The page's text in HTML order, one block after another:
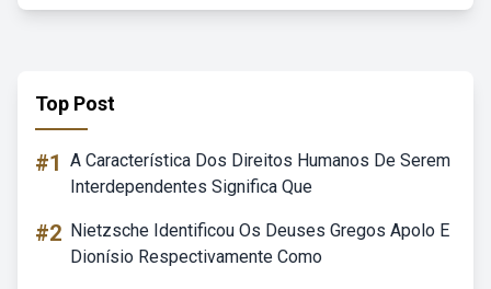
Top Post
#1 A Característica Dos Direitos Humanos De Serem
Interdependentes Significa Que
#2 Nietzsche Identificou Os Deuses Gregos Apolo E
Dionísio Respectivamente Como